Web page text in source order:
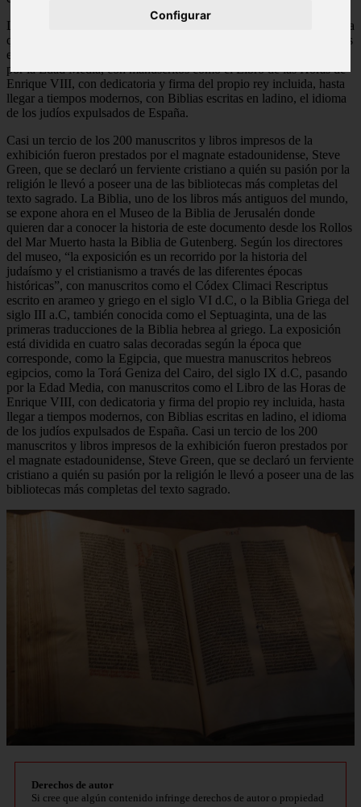
Configurar
La exposición está dividida en cuatro salas decoradas según la época
que corresponde, como la Egipcia, que muestra manuscritos hebreos
egipcios, como la Torá Geniza del Cairo, del siglo IX d.C, pasando
por la Edad Media, con manuscritos como el Libro de las Horas de
Enrique VIII, con dedicatoria y firma del propio rey incluida, hasta
llegar a tiempos modernos, con Biblias escritas en ladino, el idioma
de los judíos expulsados de España.
Casi un tercio de los 200 manuscritos y libros impresos de la
exhibición fueron prestados por el magnate estadounidense, Steve
Green, que se declaró un ferviente cristiano a quién su pasión por la
religión le llevó a poseer una de las bibliotecas más completas del
texto sagrado. La Biblia, uno de los libros más antiguos del mundo,
se expone ahora en el Museo de la Biblia de Jerusalén donde
quieren dar a conocer la historia de este documento desde los Rollos
del Mar Muerto hasta la Biblia de Gutenberg. Según los directores
del museo, “la exposición es un recorrido por la historia del
judaísmo y el cristianismo a través de las diferentes épocas
históricas”, con manuscritos como el Códex Climaci Rescriptus
escrito en arameo y griego en el siglo VI d.C, o la Biblia Griega del
siglo III a.C, también conocida como el Septuaginta, una de las
primeras traducciones de la Biblia hebrea al griego. La exposición
está dividida en cuatro salas decoradas según la época que
corresponde, como la Egipcia, que muestra manuscritos hebreos
egipcios, como la Torá Geniza del Cairo, del siglo IX d.C, pasando
por la Edad Media, con manuscritos como el Libro de las Horas de
Enrique VIII, con dedicatoria y firma del propio rey incluida, hasta
llegar a tiempos modernos, con Biblias escritas en ladino, el idioma
de los judíos expulsados de España. Casi un tercio de los 200
manuscritos y libros impresos de la exhibición fueron prestados por
el magnate estadounidense, Steve Green, que se declaró un ferviente
cristiano a quién su pasión por la religión le llevó a poseer una de las
bibliotecas más completas del texto sagrado.
Derechos de autor
Si cree que algún contenido infringe derechos de autor o propiedad